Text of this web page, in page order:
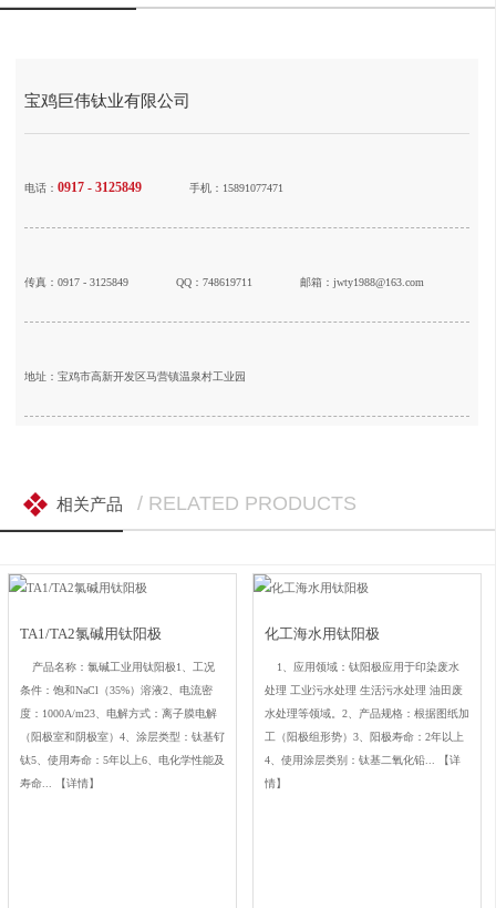
宝鸡巨伟钛业有限公司
电话： 0917 - 3125849 手机：15891077471
传真：0917 - 3125849 QQ：748619711 邮箱：jwty1988@163.com
地址：宝鸡市高新开发区马营镇温泉村工业园
相关产品 / RELATED PRODUCTS
TA1/TA2氯碱用钛阳极
产品名称：氯碱工业用钛阳极1、工况
条件：饱和NaCl（35%）溶液2、电流密
度：1000A/m23、电解方式：离子膜电解
（阳极室和阴极室）4、涂层类型：钛基钌
钛5、使用寿命：5年以上6、电化学性能及
寿命...
【详情】
化工海水用钛阳极
1、应用领域：钛阳极应用于印染废水
处理 工业污水处理 生活污水处理 油田废
水处理等领域。2、产品规格：根据图纸加
工（阳极组形势）3、阳极寿命：2年以上
4、使用涂层类别：钛基二氧化铅...
【详
情】